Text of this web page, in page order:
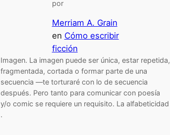
por
Merriam A. Grain
en Cómo escribir
ficción
Imagen. La imagen puede ser única, estar repetida,
fragmentada, cortada o formar parte de una
secuencia —te torturaré con lo de secuencia
después. Pero tanto para comunicar con poesía
y/o comic se requiere un requisito. La alfabeticidad
.